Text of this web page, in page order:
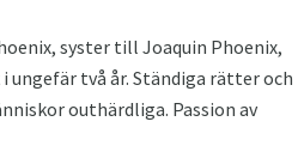
syster till Joaquin Phoenix,
ungefär två år. Ständiga rätter och
outhärdliga. Passion av